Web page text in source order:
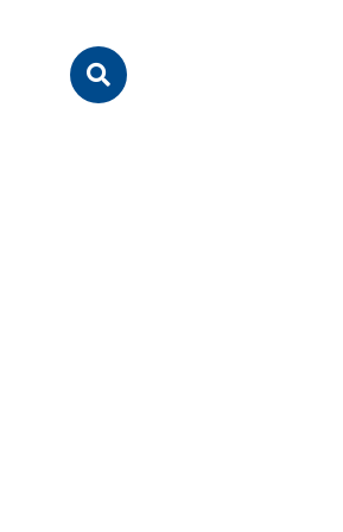
sur
le